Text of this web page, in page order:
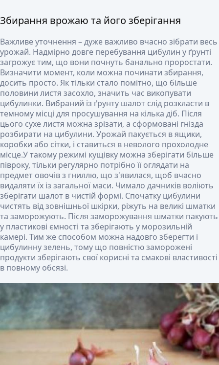
Збирання врожаю та його зберігання
Важливе уточнення – дуже важливо вчасно зібрати весь
урожай. Надмірно довге перебування цибулин у ґрунті
загрожує тим, що вони почнуть банально проростати.
Визначити момент, коли можна починати збирання,
досить просто. Як тільки стало помітно, що більше
половини листя засохло, значить час викопувати
цибулинки. Вибраний із ґрунту шалот слід розкласти в
темному місці для просушування на кілька діб. Після
цього сухе листя можна зрізати, а сформовані гнізда
розбирати на цибулини. Урожай пакується в ящики,
коробки або сітки, і ставиться в неволого прохолодне
місце.У такому режимі кущівку можна зберігати більше
півроку, тільки регулярно потрібно її оглядати на
предмет овочів з гниллю, що з'явилася, щоб вчасно
видаляти їх із загальної маси. Чимало дачників воліють
зберігати шалот в чистій формі. Спочатку цибулини
чистять від зовнішньої шкірки, ріжуть на великі шматки
та заморожують. Після заморожування шматки пакують
у пластикові ємності та зберігають у морозильній
камері. Тим же способом можна надовго зберегти і
цибулинну зелень, тому що повністю заморожені
продукти зберігають свої корисні та смакові властивості
в повному обсязі.